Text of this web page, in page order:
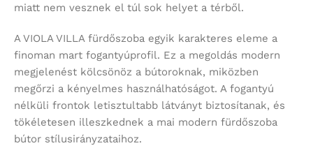
miatt nem vesznek el túl sok helyet a térből.
A VIOLA VILLA fürdőszoba egyik karakteres eleme a
finoman mart fogantyúprofil. Ez a megoldás modern
megjelenést kölcsönöz a bútoroknak, miközben
megőrzi a kényelmes használhatóságot. A fogantyú
nélküli frontok letisztultabb látványt biztosítanak, és
tökéletesen illeszkednek a mai modern fürdőszoba
bútor stílusirányzataihoz.